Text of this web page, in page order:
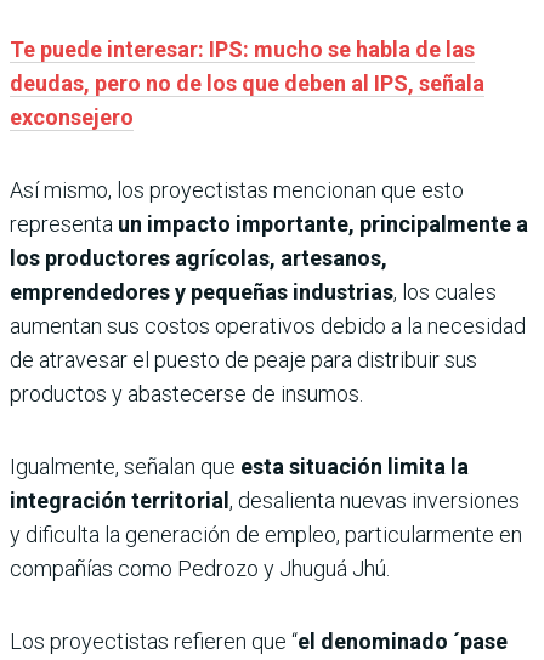
Te puede interesar: IPS: mucho se habla de las
deudas, pero no de los que deben al IPS, señala
exconsejero
Así mismo, los proyectistas mencionan que esto
representa un impacto importante, principalmente a
los productores agrícolas, artesanos,
emprendedores y pequeñas industrias, los cuales
aumentan sus costos operativos debido a la necesidad
de atravesar el puesto de peaje para distribuir sus
productos y abastecerse de insumos.
Igualmente, señalan que esta situación limita la
integración territorial , desalienta nuevas inversiones
y dificulta la generación de empleo, particularmente en
compañías como Pedrozo y Jhuguá Jhú.
Los proyectistas refieren que “el denominado ´pase